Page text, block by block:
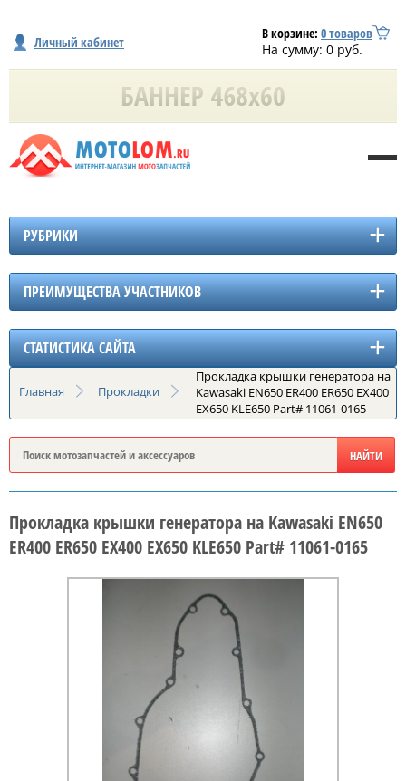
Личный кабинет В корзине: 0товаров
На сумму: 0 руб.
РУБРИКИ
ПРЕИМУЩЕСТВА УЧАСТНИКОВ
СТАТИСТИКА САЙТА
Главная Прокладки
Прокладка крышки генератора на
Kawasaki EN650 ER400 ER650 EX400
EX650 KLE650 Part# 11061-0165
Прокладка крышки генератора на Kawasaki EN650
ER400 ER650 EX400 EX650 KLE650 Part# 11061-0165